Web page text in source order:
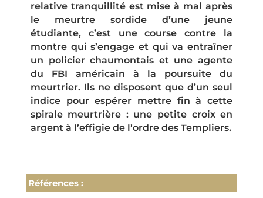
relative tranquillité est mise à mal après
le meurtre sordide d’une jeune
étudiante, c’est une course contre la
montre qui s’engage et qui va entraîner
un policier chaumontais et une agente
du FBI américain à la poursuite du
meurtrier. Ils ne disposent que d’un seul
indice pour espérer mettre fin à cette
spirale meurtrière : une petite croix en
argent à l’effigie de l’ordre des Templiers.
Références :